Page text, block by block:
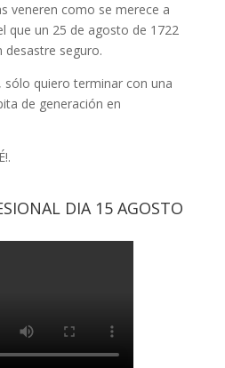
veneren como se merece a
que un 25 de agosto de 1722
desastre seguro.
sólo quiero terminar con una
de generación en
DIA 15 AGOSTO